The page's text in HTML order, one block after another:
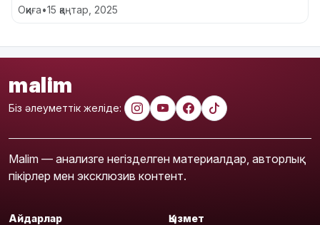
Оқиға•15 қаңтар, 2025
malim
Біз әлеуметтік желіде:
Malim — анализге негізделген материалдар, авторлық
пікірлер мен эксклюзив контент.
Айдарлар Қызмет